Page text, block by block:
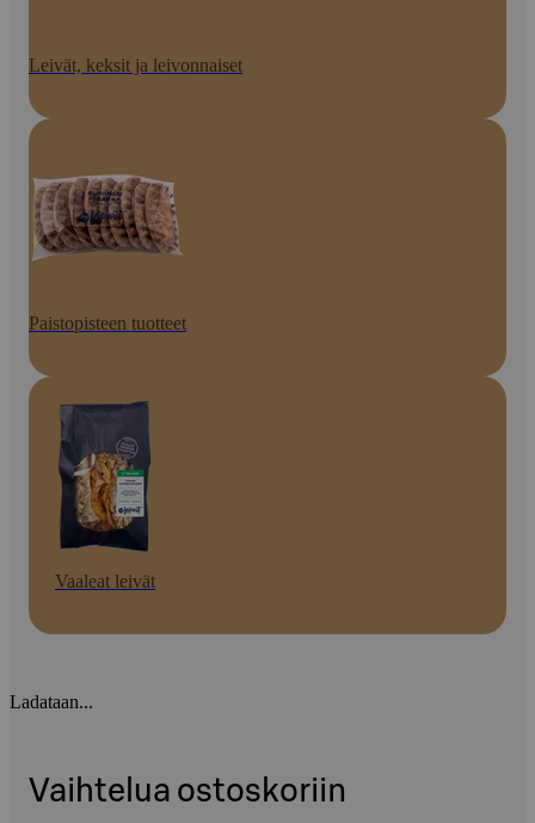
Leivät, keksit ja leivonnaiset
Paistopisteen tuotteet
Vaaleat leivät
Ladataan...
Vaihtelua ostoskoriin